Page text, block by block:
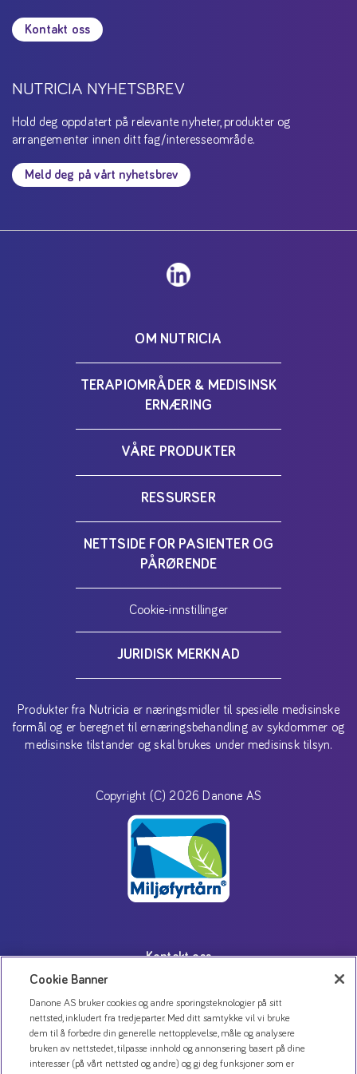
Kontakt oss
NUTRICIA NYHETSBREV
Hold deg oppdatert på relevante nyheter, produkter og
arrangementer innen ditt fag/interesseområde.
Meld deg på vårt nyhetsbrev
OM NUTRICIA
TERAPIOMRÅDER & MEDISINSK
ERNÆRING
VÅRE PRODUKTER
RESSURSER
NETTSIDE FOR PASIENTER OG
PÅRØRENDE
Cookie-innstillinger
JURIDISK MERKNAD
Produkter fra Nutricia er næringsmidler til spesielle medisinske
formål og er beregnet til ernæringsbehandling av sykdommer og
medisinske tilstander og skal brukes under medisinsk tilsyn.
Copyright (C) 2026 Danone AS
Kontakt oss
Bruk av informasjonskapsler
Åpenhetsloven
Cookie Banner
Danone AS bruker cookies og andre sporingsteknologier på sitt
nettsted, inkludert fra tredjeparter. Med ditt samtykke vil vi bruke
dem til å forbedre din generelle nettopplevelse, måle og analysere
bruken av nettstedet, tilpasse innhold og annonsering basert på dine
interesser (på vårt nettsted og andre) og gi deg funksjoner som er